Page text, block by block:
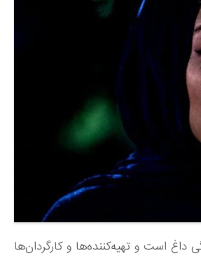
داغ است و تهیه‌کننده‌ها و کارگردان‌ها